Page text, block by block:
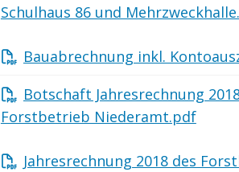
Schulhaus 86 und
Bauabrechnung inkl.
Botschaft Jahresrechnung
Forstbetrieb Niederamt.pdf
Jahresrechnung 2018 des